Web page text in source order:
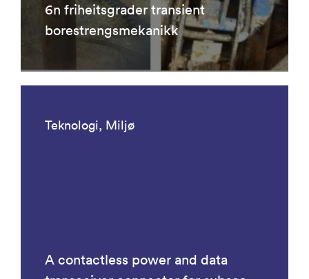
6n friheitsgrader transient
borestrengsmekanikk
Teknologi, Miljø
A contactless power and data